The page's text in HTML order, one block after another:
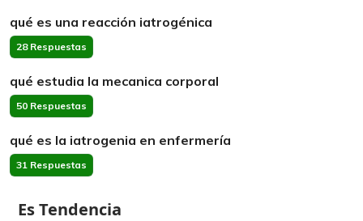
qué es una reacción iatrogénica
28 Respuestas
qué estudia la mecanica corporal
50 Respuestas
qué es la iatrogenia en enfermería
31 Respuestas
Es Tendencia